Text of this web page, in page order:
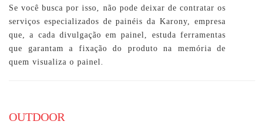
Se você busca por isso, não pode deixar de contratar os
serviços especializados de painéis da Karony, empresa
que, a cada divulgação em painel, estuda ferramentas
que garantam a fixação do produto na memória de
quem visualiza o painel.
OUTDOOR